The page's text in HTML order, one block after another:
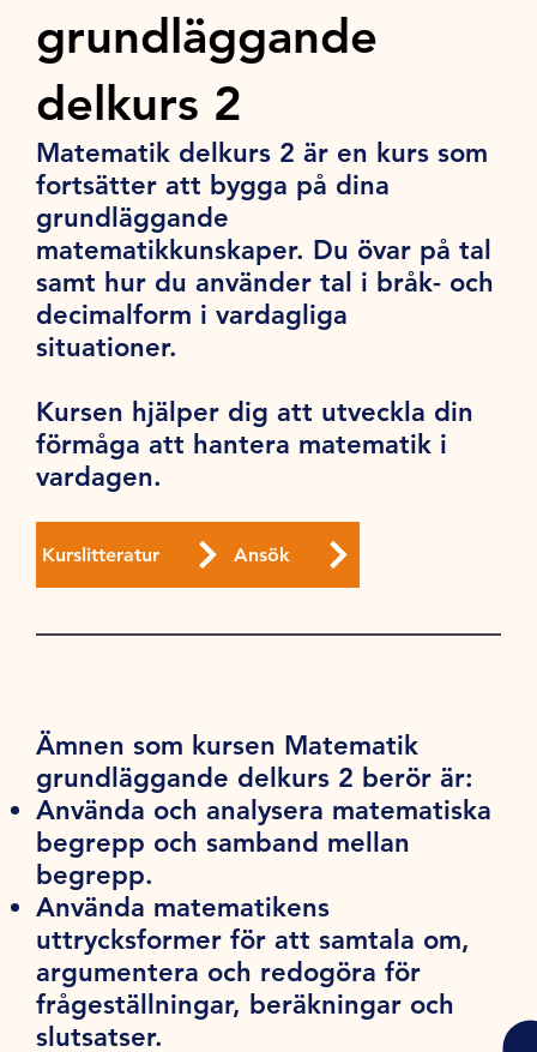
grundläggande
delkurs 2
Matematik delkurs 2 är en kurs som
fortsätter att bygga på dina
grundläggande
matematikkunskaper. Du övar på tal
samt hur du använder tal i bråk- och
decimalform i vardagliga
situationer.
Kursen hjälper dig att utveckla din
förmåga att hantera matematik i
vardagen.
Kurslitteratur Ansök
Ämnen som kursen Matematik
grundläggande delkurs 2 berör är:
Använda och analysera matematiska
begrepp och samband mellan
begrepp.
Använda matematikens
uttrycksformer för att samtala om,
argumentera och redogöra för
frågeställningar, beräkningar och
slutsatser.